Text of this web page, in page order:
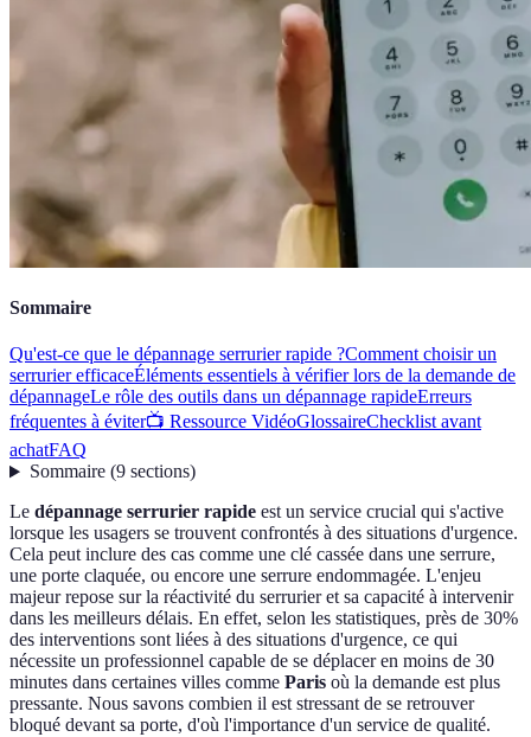
Sommaire
Qu'est-ce que le dépannage serrurier rapide ?Comment choisir un
serrurier efficaceÉléments essentiels à vérifier lors de la demande de
dépannageLe rôle des outils dans un dépannage rapideErreurs
fréquentes à éviter📺 Ressource VidéoGlossaireChecklist avant
achatFAQ
Sommaire(9 sections)
Le dépannage serrurier rapide est un service crucial qui s'active
lorsque les usagers se trouvent confrontés à des situations d'urgence.
Cela peut inclure des cas comme une clé cassée dans une serrure,
une porte claquée, ou encore une serrure endommagée. L'enjeu
majeur repose sur la réactivité du serrurier et sa capacité à intervenir
dans les meilleurs délais. En effet, selon les statistiques, près de 30%
des interventions sont liées à des situations d'urgence, ce qui
nécessite un professionnel capable de se déplacer en moins de 30
minutes dans certaines villes comme Paris où la demande est plus
pressante. Nous savons combien il est stressant de se retrouver
bloqué devant sa porte, d'où l'importance d'un service de qualité.